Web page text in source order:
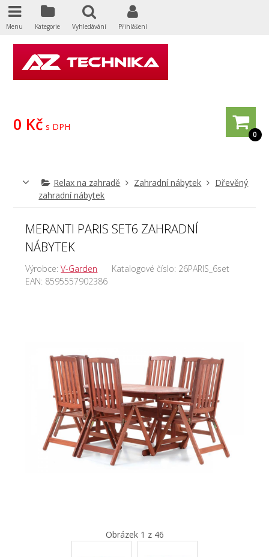
0
0 Kč s DPH
Relax na zahradě Zahradní nábytek
Dřevěný
zahradní nábytek
MERANTI PARIS SET6 ZAHRADNÍ
NÁBYTEK
Výrobce:V-Garden Katalogové číslo: 26PARIS_6set
EAN: 8595557902386
Obrázek 1 z 46
Menu Kategorie Vyhledávání Přihlášení